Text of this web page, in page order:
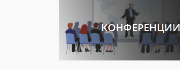
КОНФЕРЕНЦИИ